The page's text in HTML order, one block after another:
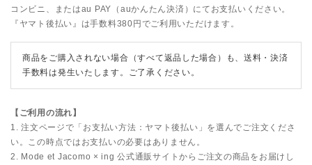
コンビニ、またはau PAY（auかんたん決済）にてお支払いください。
『ヤマト後払い』は手数料380 円でご利用いただけます。
商品をご購入されない場合（すべて返品した場合）も、送料・決済
手数料は発生いたします。ご了承ください。
【ご利用の流れ】
1. 注文ページで「お支払い方法：ヤマト後払い」を選んでご注文くださ
い。この時点ではお支払いの必要はありません。
2. Mode et Jacomo × ing 公式通販サイトからご注文の商品をお届けし